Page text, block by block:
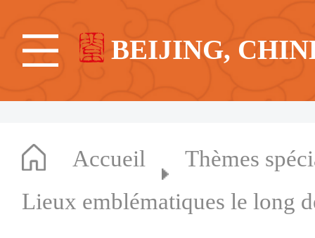
BEIJING,
Accueil
Thèmes
Lieux emblématiques le long